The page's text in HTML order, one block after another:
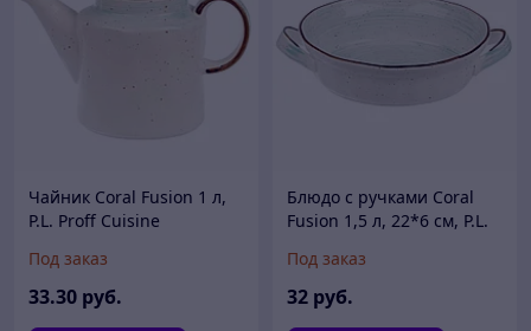
Чайник Coral Fusion 1 л,
P.L. Proff Cuisine
Под заказ
33.30 руб.
Блюдо с ручками Coral
Fusion 1,5 л, 22*6 см, P.L.
Под заказ
32 руб.